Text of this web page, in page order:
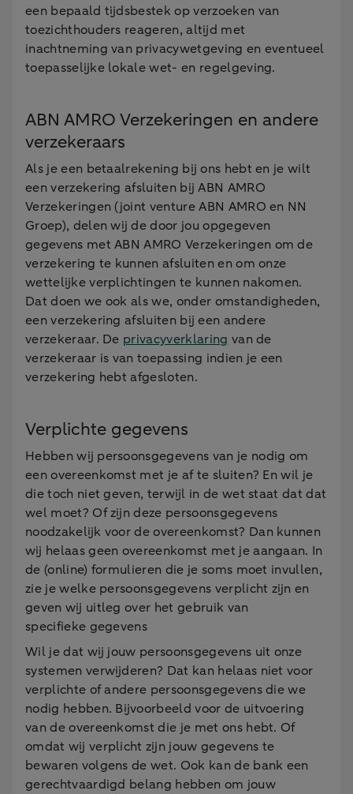
een bepaald tijdsbestek op verzoeken van
toezichthouders reageren, altijd met
inachtneming van privacywetgeving en eventueel
toepasselijke lokale wet- en regelgeving.
ABN AMRO Verzekeringen en andere
verzekeraars
Als je een betaalrekening bij ons hebt en je wilt
een verzekering afsluiten bij ABN AMRO
Verzekeringen (joint venture ABN AMRO en NN
Groep), delen wij de door jou opgegeven
gegevens met ABN AMRO Verzekeringen om de
verzekering te kunnen afsluiten en om onze
wettelijke verplichtingen te kunnen nakomen.
Dat doen we ook als we, onder omstandigheden,
een verzekering afsluiten bij een andere
verzekeraar. De privacyverklaring van de
verzekeraar is van toepassing indien je een
verzekering hebt afgesloten.
Verplichte gegevens
Hebben wij persoonsgegevens van je nodig om
een overeenkomst met je af te sluiten? En wil je
die toch niet geven, terwijl in de wet staat dat dat
wel moet? Of zijn deze persoonsgegevens
noodzakelijk voor de overeenkomst? Dan kunnen
wij helaas geen overeenkomst met je aangaan. In
de (online) formulieren die je soms moet invullen,
zie je welke persoonsgegevens verplicht zijn en
geven wij uitleg over het gebruik van
specifieke gegevens
Wil je dat wij jouw persoonsgegevens uit onze
systemen verwijderen? Dat kan helaas niet voor
verplichte of andere persoonsgegevens die we
nodig hebben. Bijvoorbeeld voor de uitvoering
van de overeenkomst die je met ons hebt. Of
omdat wij verplicht zijn jouw gegevens te
bewaren volgens de wet. Ook kan de bank een
gerechtvaardigd belang hebben om jouw